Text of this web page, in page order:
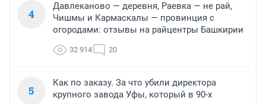
4
Давлеканово — деревня, Раевка — не рай,
Чишмы и Кармаскалы — провинция с
огородами: отзывы на райцентры Башкирии
32 914 20
5
Как по заказу. За что убили директора
крупного завода Уфы, который в 90-х